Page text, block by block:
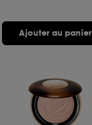
Ajouter au panier